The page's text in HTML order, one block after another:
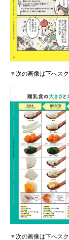
▼次の画像は下へス
▼次の画像は下へス